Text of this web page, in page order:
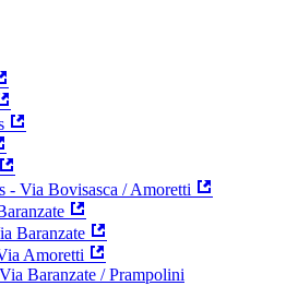
- Via Bovisasca / Amoretti
Baranzate
Amoretti
Baranzate / Prampolini